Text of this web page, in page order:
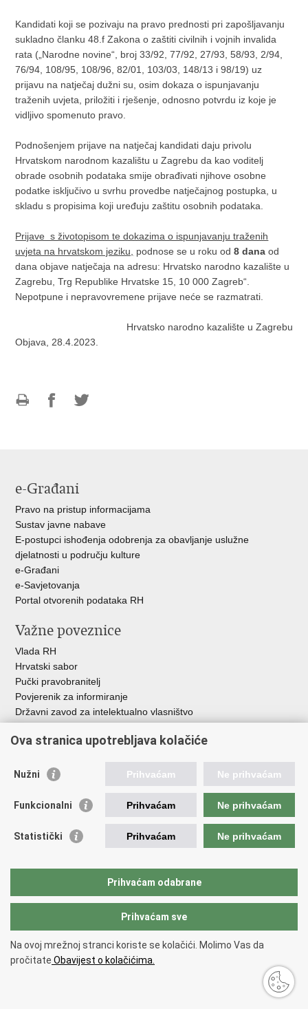
Kandidati koji se pozivaju na pravo prednosti pri zapošljavanju
sukladno članku 48.f Zakona o zaštiti civilnih i vojnih invalida
rata („Narodne novine“, broj 33/92, 77/92, 27/93, 58/93, 2/94,
76/94, 108/95, 108/96, 82/01, 103/03, 148/13 i 98/19) uz
prijavu na natječaj dužni su, osim dokaza o ispunjavanju
traženih uvjeta, priložiti i rješenje, odnosno potvrdu iz koje je
vidljivo spomenuto pravo.
Podnošenjem prijave na natječaj kandidati daju privolu
Hrvatskom narodnom kazalištu u Zagrebu da kao voditelj
obrade osobnih podataka smije obrađivati njihove osobne
podatke isključivo u svrhu provedbe natječajnog postupka, u
skladu s propisima koji uređuju zaštitu osobnih podataka.
Prijave s životopisom te dokazima o ispunjavanju traženih
uvjeta na hrvatskom jeziku,
podnose se u roku od8 dana od
dana objave natječaja na adresu: Hrvatsko narodno kazalište u
Zagrebu, Trg Republike Hrvatske 15, 10 000 Zagreb“.
Nepotpune i nepravovremene prijave neće se razmatrati.
Hrvatsko narodno kazalište u Zagrebu
Objava, 28.4.2023.
e-Građani
Pravo na pristup informacijama
Sustav javne nabave
E-postupci ishođenja odobrenja za obavljanje uslužne
djelatnosti u području kulture
e-Građani
e-Savjetovanja
Portal otvorenih podataka RH
Važne poveznice
Vlada RH
Hrvatski sabor
Pučki pravobranitelj
Povjerenik za informiranje
Državni zavod za intelektualno vlasništvo
HAKOM
Ostale poveznice
Hrvatski audiovizualni centar
Creative Europe
EU National Institutes for Culture
Međunarodni centar za podvodnu arheologiju u Zadru (MCPA)
Copyright © 2026 Ministarstvo kulture i medija.
pristupačnosti.
Ova stranica upotrebljava kolačiće
Nužni Prihvaćam Ne prihvaćam
Funkcionalni Prihvaćam Ne prihvaćam
Statistički Prihvaćam Ne prihvaćam
Prihvaćam odabrane
Prihvaćam sve
Na ovoj mrežnoj stranci koriste se kolačići. Molimo Vas da
pročitate Obavijest o kolačićima.